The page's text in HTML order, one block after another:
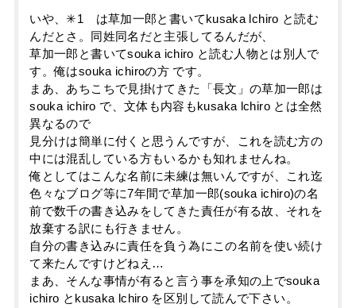
いや、✳1 は草加一郎と書いてkusaka lchiro と読む
んだとさ。同姓同名だと主張してるんだが、
草加一郎と書いてsouka ichiro と読む人物とは別人で
す。俺はsouka ichiroの方 です。
まあ、あちこちで見掛けてきた「長文」の草加一郎は
souka ichiro で、文体も内容もkusaka lchiro とは全然
異なるので
見分けは簡単に付くと思うんですが、これを読む方の
中には混乱している方もいるかも知れませんね。
俺としてはこんな名前に未練は無いんですが、これ迄
色々なブログ等に7年間で草加一郎(souka ichiro)の名
前で数千の書き込みをしてきた責任が有る故、それを
放棄する訳にも行きません。
自分の書き込みに責任を負う為にこの名前を使い続け
て来たんですけどねえ…
まあ、そんな事情が有ると言う事を承知の上でsouka
ichiro とkusaka lchiro を区別して読んで下さい。